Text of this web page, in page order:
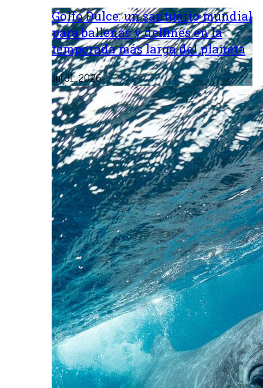
Golfo Dulce: un santuario mundial
para ballenas y delfines en la
temporada más larga del planeta
Jul 31, 2026